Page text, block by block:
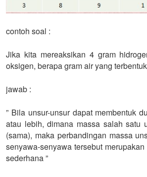
contoh soal :
Jika kita mereaksikan 4 gram
oksigen, berapa gram air yang
jawab :
” Bila unsur-unsur dapat membentuk
atau lebih, dimana massa salah satu
(sama), maka perbandingan massa
senyawa-senyawa tersebut
sederhana ”